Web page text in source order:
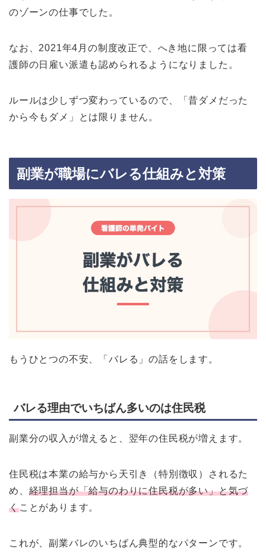
のゾーンの仕事でした。
なお、2021年4月の制度改正で、へき地に限っては看
護師の日雇い派遣も認められるようになりました。
ルールは少しずつ変わっているので、「昔ダメだった
から今もダメ」とは限りません。
副業が職場にバレる仕組みと対策
もうひとつの不安、「バレる」の話をします。
バレる理由でいちばん多いのは住民税
副業分の収入が増えると、翌年の住民税が増えます。
住民税は本業の給与から天引き（特別徴収）されるた
め、 経理担当が「給与のわりに住民税が多い」と気づ
くことがあります。
これが、副業バレのいちばん典型的なパターンです。